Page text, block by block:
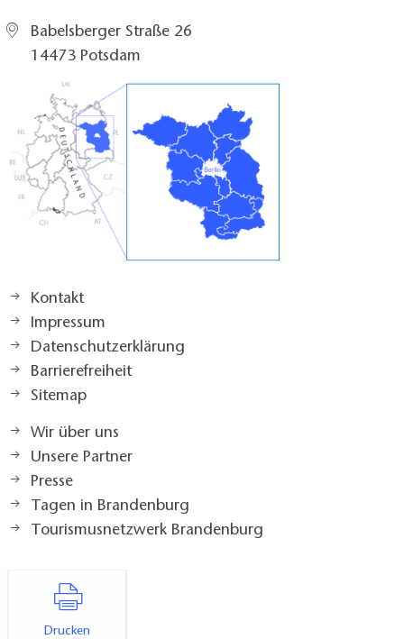
Babelsberger Straße 26
14473 Potsdam
Kontakt
Impressum
Datenschutzerklärung
Barrierefreiheit
Sitemap
Wir über uns
Unsere Partner
Presse
Tagen in Brandenburg
Tourismusnetzwerk Brandenburg
Drucken